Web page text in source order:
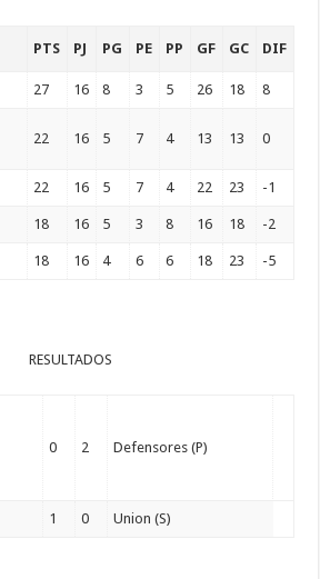
PTS PJ PG PE PP GF GC DIF
27 16 8 3 5 26 18 8
22 16 5 7 4 13 13 0
22 16 5 7 4 22 23 -1
18 16 5 3 8 16 18 -2
18 16 4 6 6 18 23 -5
RESULTADOS
0 2 Defensores (P)
1 0 Union (S)